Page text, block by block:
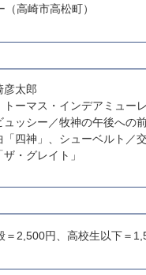
高崎市高松町）
彦太郎
トーマス・インデアミューレ
ュッシー／牧神の午後への
「四神」、シューベルト／
・グレイト」
2,500円、高校生以下＝